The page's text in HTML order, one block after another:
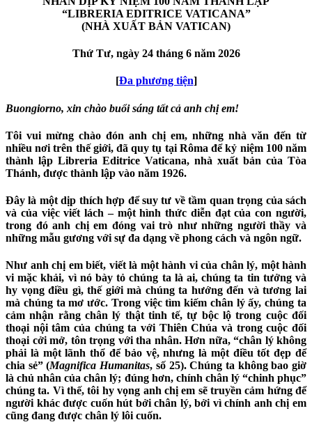
“LIBRERIA EDITRICE VATICANA”
(NHÀ XUẤT BẢN VATICAN)
Thứ Tư, ngày 24 tháng 6 năm 2026
[Đa phương tiện]
Buongiorno, xin chào buổi sáng tất cả anh chị em!
Tôi vui mừng chào đón anh chị em, những nhà văn đến từ
nhiều nơi trên thế giới, đã quy tụ tại Rôma để kỷ niệm 100 năm
thành lập Libreria Editrice Vaticana, nhà xuất bản của Tòa
Thánh, được thành lập vào năm 1926.
Đây là một dịp thích hợp để suy tư về tầm quan trọng của sách
và của việc viết lách – một hình thức diễn đạt của con người,
trong đó anh chị em đóng vai trò như những người thầy và
những mẫu gương với sự đa dạng về phong cách và ngôn ngữ.
Như anh chị em biết, viết là một hành vi của chân lý, một hành
vi mặc khải, vì nó bày tỏ chúng ta là ai, chúng ta tin tưởng và
hy vọng điều gì, thế giới mà chúng ta hướng đến và tương lai
mà chúng ta mơ ước. Trong việc tìm kiếm chân lý ấy, chúng ta
cảm nhận rằng chân lý thật tinh tế, tự bộc lộ trong cuộc đối
thoại nội tâm của chúng ta với Thiên Chúa và trong cuộc đối
thoại cởi mở, tôn trọng với tha nhân. Hơn nữa, “chân lý không
phải là một lãnh thổ để bảo vệ, nhưng là một điều tốt đẹp để
chia sẻ” (Magnifica Humanitas, số 25). Chúng ta không bao giờ
là chủ nhân của chân lý; đúng hơn, chính chân lý “chinh phục”
chúng ta. Vì thế, tôi hy vọng anh chị em sẽ truyền cảm hứng để
người khác được cuốn hút bởi chân lý, bởi vì chính anh chị em
cũng đang được chân lý lôi cuốn.